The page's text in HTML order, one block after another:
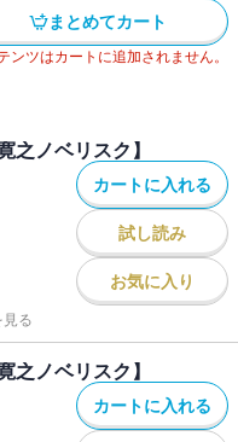
まとめてカート
ツはカートに追加されません。
ノベリスク】
カートに入れる
試し読み
お気に入り
る
ノベリスク】
カートに入れる